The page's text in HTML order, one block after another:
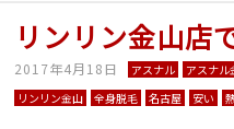
リンリン金山店
2017年4月18日 アスナル アスナル
リンリン金山
全身脱毛 名古屋 安い